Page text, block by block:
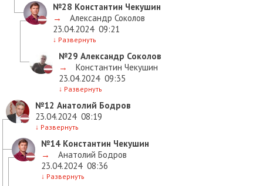
№28 Константин Чекушин
→
Александр Соколов
23.04.2024 09:21
↓ Развернуть
№29 Александр Соколов
→
Константин Чекушин
23.04.2024 09:35
↓ Развернуть
№12 Анатолий Бодров
23.04.2024 08:19
↓ Развернуть
№14 Константин Чекушин
→
Анатолий Бодров
23.04.2024 08:36
↓ Развернуть